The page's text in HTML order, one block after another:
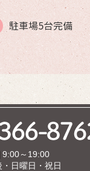
駐車場5台完備
9:00～19:00
日曜日・祝日